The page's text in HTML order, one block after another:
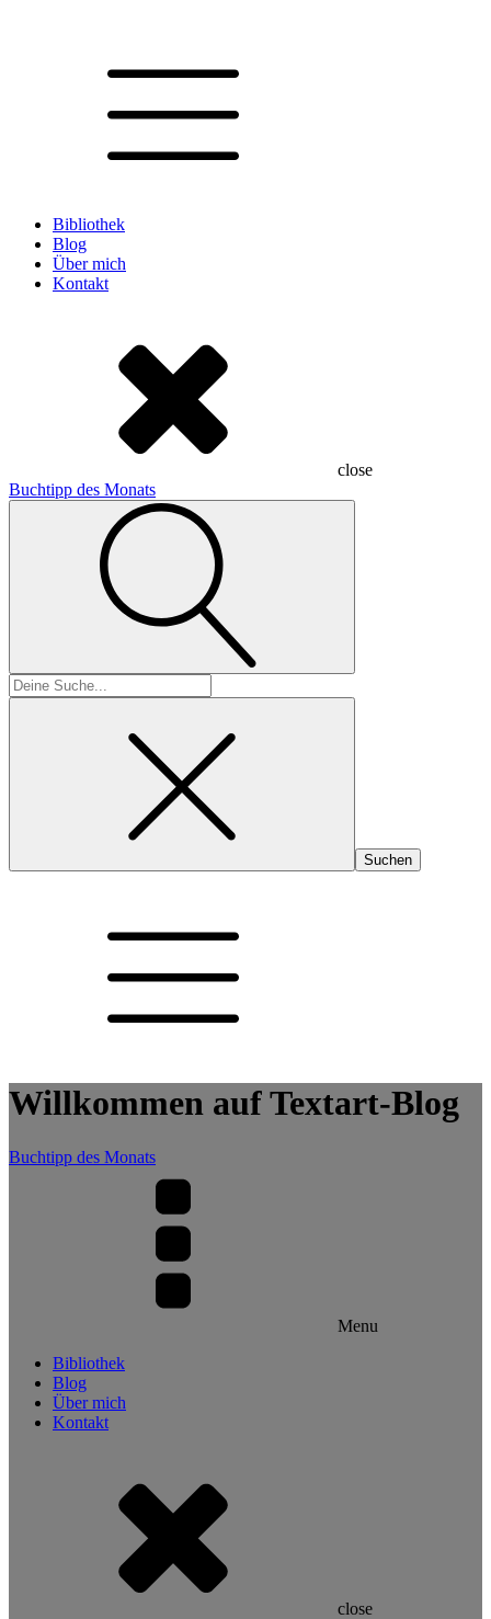
Bibliothek
Blog
Über mich
Kontakt
close
Buchtipp des Monats
Suchen
nach:
Willkommen auf Textart-Blog
Buchtipp des Monats
Menu
Bibliothek
Blog
Über mich
Kontakt
close